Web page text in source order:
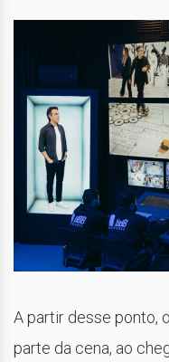
A partir desse ponto,
parte da cena, ao